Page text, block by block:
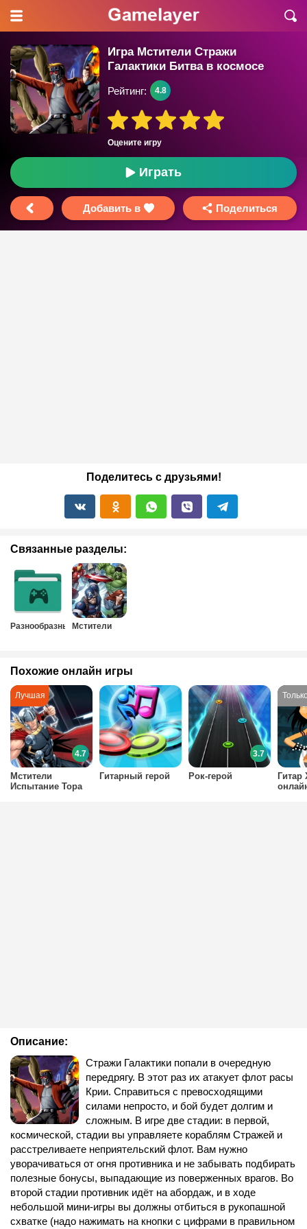
Игра Мстители Стражи
Галактики Битва в космосе
Оцените игру
Рейтинг: 4.8
Играть
Добавить в Поделиться
Поделитесь с друзьями!
Связанные разделы:
РазнообразныеМстители
Описание:
Стражи Галактики попали в очередную
передрягу. В этот раз их атакует флот расы
Крии. Справиться с превосходящими
силами непросто, и бой будет долгим и
сложным. В игре две стадии: в первой,
космической, стадии вы управляете кораблям Стражей и
расстреливаете неприятельский флот. Вам нужно
уворачиваться от огня противника и не забывать подбирать
полезные бонусы, выпадающие из поверженных врагов. Во
второй стадии противник идёт на абордаж, и в ходе
небольшой мини-игры вы должны отбиться в рукопашной
схватке (надо нажимать на кнопки с цифрами в правильном
Похожие онлайн игры
Мстители
Испытание Тора
4.7
Гитар
Гитарный герой Рок-герой
3.7